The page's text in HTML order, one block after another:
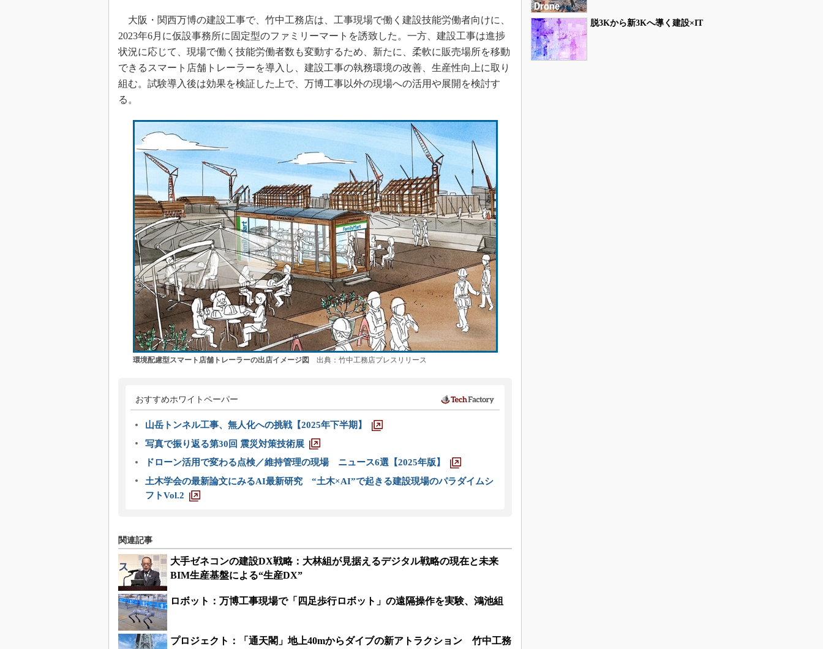
大阪・関西万博の建設工事で、竹中工務店は、工事現場で働く建設技能労働者向けに、
2023年6月に仮設事務所に固定型のファミリーマートを誘致した。一方、建設工事は進捗
状況に応じて、現場で働く技能労働者数も変動するため、新たに、柔軟に販売場所を移動
できるスマート店舗トレーラーを導入し、建設工事の執務環境の改善、生産性向上に取り
組む。試験導入後は効果を検証した上で、万博工事以外の現場への活用や展開を検討す
る。
環境配慮型スマート店舗トレーラーの出店イメージ図 出典：竹中工務店プレスリリース
おすすめホワイトペーパー
山岳トンネル工事、無人化への挑戦【2025年下半期】
写真で振り返る第30回 震災対策技術展
ドローン活用で変わる点検／維持管理の現場 ニュース6選【2025年版】
土木学会の最新論文にみるAI最新研究 “土木×AI”で起きる建設現場のパラダイムシ
フトVol.2
関連記事
大手ゼネコンの建設DX戦略：大林組が見据えるデジタル戦略の現在と未来
BIM生産基盤による“生産DX”
ロボット：万博工事現場で「四足歩行ロボット」の遠隔操作を実験、鴻池組
プロジェクト：「通天閣」地上40mからダイブの新アトラクション 竹中工務
脱3Kから新3Kへ導く建設×IT